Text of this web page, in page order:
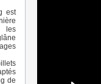
est
les
de